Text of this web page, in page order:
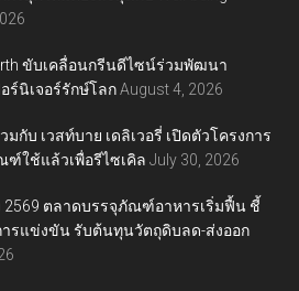
ขับเคลื่อนกรีนดีไซน์ร่วมพัฒนา
นิเจอร์รักษ์โลก August 4, 2026
กับ เวสท์บาย เดลิเวอรี่ เปิดตัวโครงการ
ฑ์ใช้แล้วเพื่อรีไซเคิล July 30, 2026
2569 ตลาดบรรจุภัณฑ์อาหารเริ่มฟื้น ชี้
ารแข่งขัน รับต้นทุนวัตถุดิบลด-ส่งออก